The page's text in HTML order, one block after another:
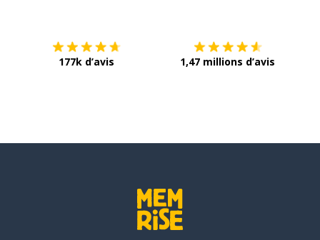
177k d’avis 1,47 millions d’avis